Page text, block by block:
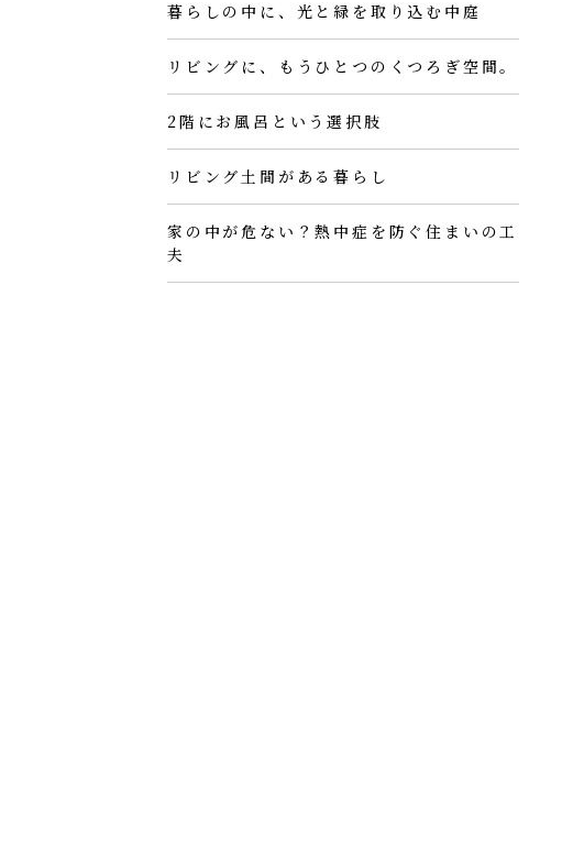
暮らしの中に、光と緑を取り込む中庭
リビングに、もうひとつのくつろぎ空間。
2階にお風呂という選択肢
リビング土間がある暮らし
家の中が危ない？熱中症を防ぐ住まいの工
夫